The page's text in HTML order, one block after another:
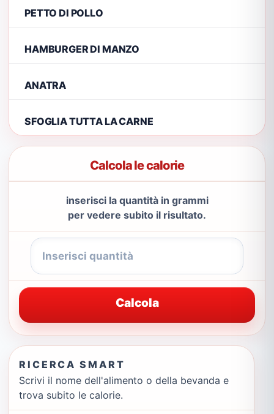
PETTO DI POLLO
HAMBURGER DI MANZO
ANATRA
SFOGLIA TUTTA LA CARNE
Calcola le calorie
inserisci la quantità in grammi
per vedere subito il risultato.
Calcola
RICERCA SMART
Scrivi il nome dell'alimento o della bevanda e
trova subito le calorie.